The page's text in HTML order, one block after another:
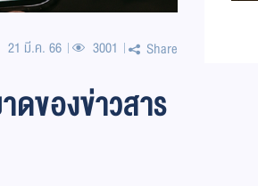
21 มี.ค. 66 3001 Share
ของข่าวสาร